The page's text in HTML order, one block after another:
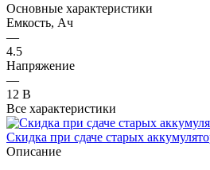
Основные характеристики
Емкость, Ач
—
4.5
Напряжение
—
12 В
Все характеристики
Скидка при сдаче старых
Описание